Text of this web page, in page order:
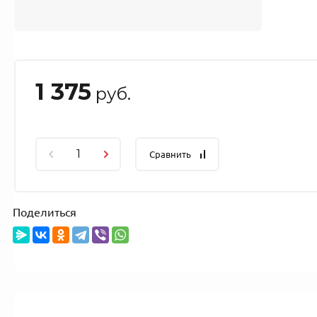
1 375 руб.
Сравнить
Поделиться